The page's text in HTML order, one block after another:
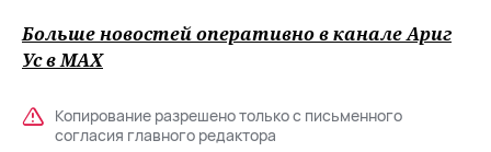
Больше новостей оперативно в канале Ариг
Усв MAХ
Копирование разрешено только с письменного
согласия главного редактора